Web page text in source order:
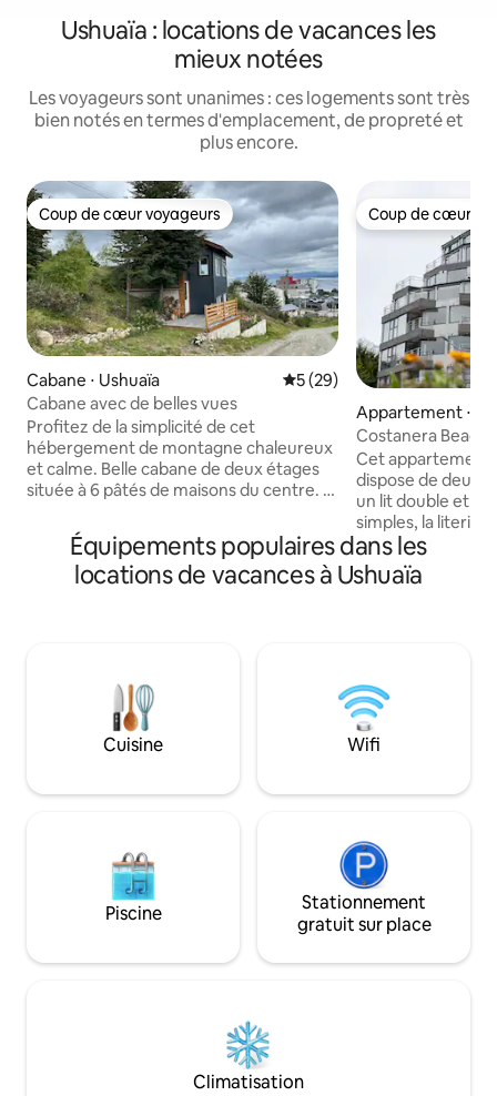
Ushuaïa : locations de vacances les
mieux notées
Les voyageurs sont unanimes : ces logements sont très
bien notés en termes d'emplacement, de propreté et
plus encore.
Coup de cœur voyageurs
Coup de cœur voyageurs
Cabane ⋅ Ushuaïa Évaluation moyenne sur la
5 (29)
Cabane avec de belles vues
Profitez de la simplicité de cet
hébergement de montagne chaleureux
et calme. Belle cabane de deux étages
située à 6 pâtés de maisons du centre. Il
les jours de neige, rend l'accès en
voiture difficile. Il faut monter à pied. Il
offre une belle vue sur le canal de
Salon-salle à manger. - Il dispose de 2
salles de bains, l'une avec baignoire et
l'autre avec toilettes. -
Coup de cœur
Coup de cœur
Appartement ⋅
Costanera Beagle
Cet appartement
dispose de deux
un lit double et
simples, la literie
et dans les deux
télévision
grande cuisine
propriété est
salon. De toutes
pourrez profiter
sur le canal et les
Équipements populaires dans les
locations de vacances à Ushuaïa
Cuisine Wifi
Piscine
Stationnement
gratuit sur place
Climatisation